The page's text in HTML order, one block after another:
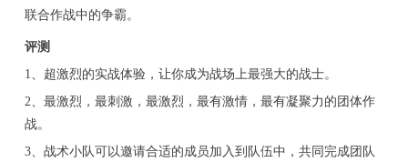
联合作战中的争霸。
评测
1、超激烈的实战体验，让你成为战场上最强大的战士。
2、最激烈，最刺激，最激烈，最有激情，最有凝聚力的团体作
战。
3、战术小队可以邀请合适的成员加入到队伍中，共同完成团队